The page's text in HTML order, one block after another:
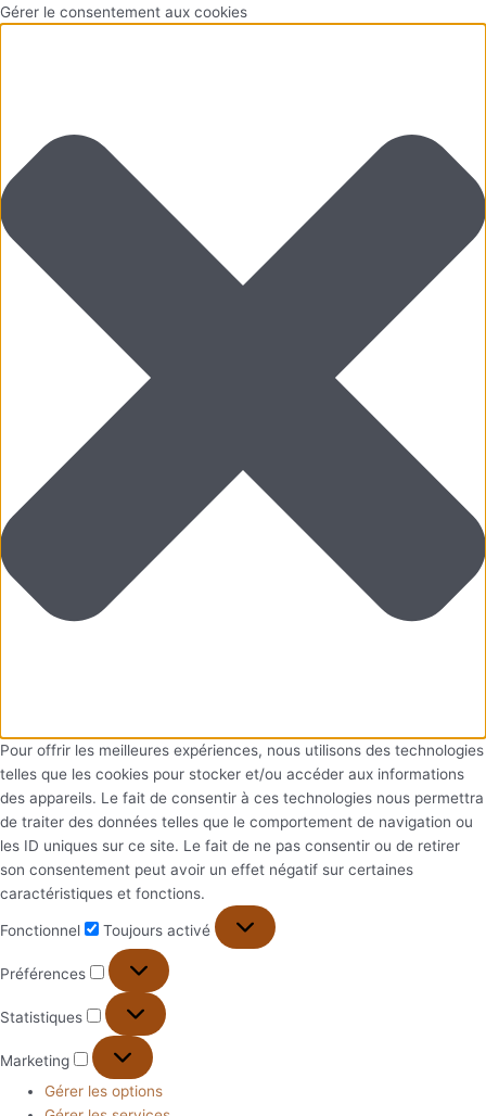
Gérer le consentement aux cookies
Pour offrir les meilleures expériences, nous utilisons des technologies
telles que les cookies pour stocker et/ou accéder aux informations
des appareils. Le fait de consentir à ces technologies nous permettra
de traiter des données telles que le comportement de navigation ou
les ID uniques sur ce site. Le fait de ne pas consentir ou de retirer
son consentement peut avoir un effet négatif sur certaines
caractéristiques et fonctions.
Fonctionnel
Fonctionnel
Toujours activé
Préférences
Préférences
Statistiques
Statistiques
Marketing
Marketing
Gérer les options
Aller